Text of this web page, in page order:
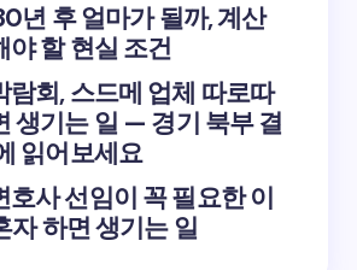
년 후 얼마가 될까, 계산
야 할 현실 조건
람회, 스드메 업체 따로따
생기는 일 — 경기 북부 결
읽어보세요
호사 선임이 꼭 필요한 이
자 하면 생기는 일